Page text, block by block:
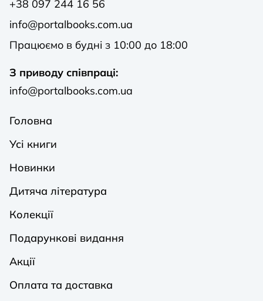
+38 097 244 16 56
info@portalbooks.com.ua
Працюємо в будні з 10:00 до 18:00
З приводу співпраці:
info@portalbooks.com.ua
Головна
Усі книги
Новинки
Дитяча література
Колекції
Подарункові видання
Акції
Оплата та доставка